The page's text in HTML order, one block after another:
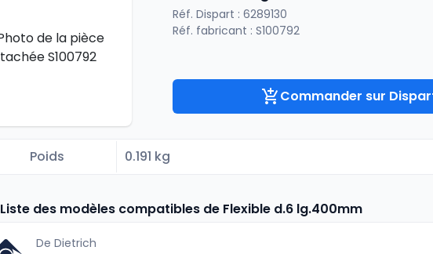
Réf. Dispart : 6289130
Réf. fabricant : S100792
Commander sur
Poids 0.191 kg
Liste des modèles compatibles de Flexible d.6 lg.400mm
De Dietrich